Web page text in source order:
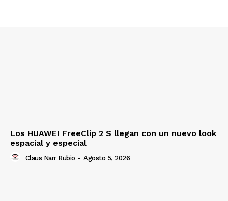
Los HUAWEI FreeClip 2 S llegan con un nuevo look
espacial y especial
Claus Narr Rubio - Agosto 5, 2026